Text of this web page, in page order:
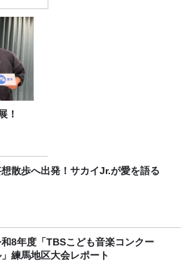
！
散歩へ出発！サカイJr.が愛を語る
8年度「TBSこども音楽コンクー
」練馬地区大会レポート